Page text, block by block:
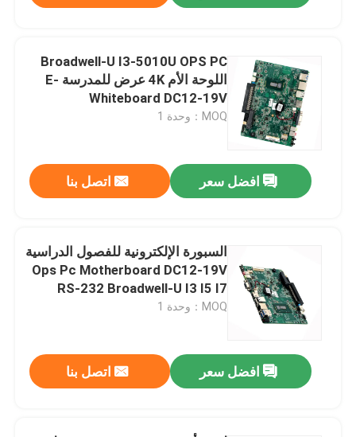
كمبيوتر لوحي وعرة
كمبيوتر جدار الحماية
كمبيوتر صغير OPS
كمبيوتر لوحي صناعي
جهاز الكمبيوتر الخاص بالتعدين المشفر
اللوحة الأم ميني Itx
Broadwell-U I3-5010U OPS PC
اللوحة الأم 4K عرض للمدرسة E-
Whiteboard DC12-19V
MOQ：وحدة 1
افضل سعر اتصل بنا
السبورة الإلكترونية للفصول الدراسية
Ops Pc Motherboard DC12-19V
RS-232 Broadwell-U I3 I5 I7
MOQ：وحدة 1
افضل سعر اتصل بنا